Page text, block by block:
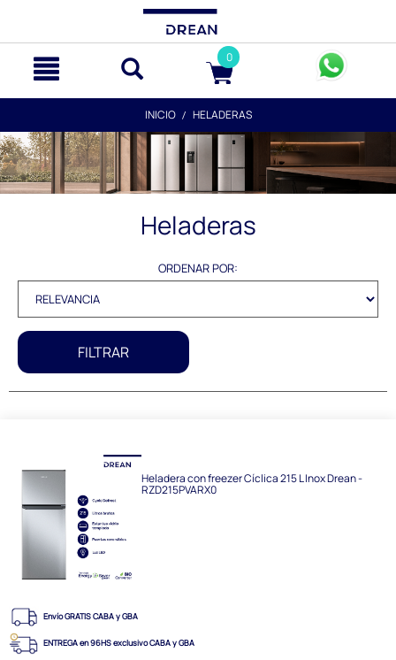
0
INICIO HELADERAS
Heladeras
ORDENAR POR:
FILTRAR
Heladera con freezer Cíclica 215 L Inox Drean -
RZD215PVARX0
Envío GRATIS CABA y GBA
ENTREGA en 96HS exclusivo CABA y GBA